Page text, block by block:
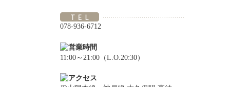
078-936-6712
11:00～21:00（L.O.20:30）